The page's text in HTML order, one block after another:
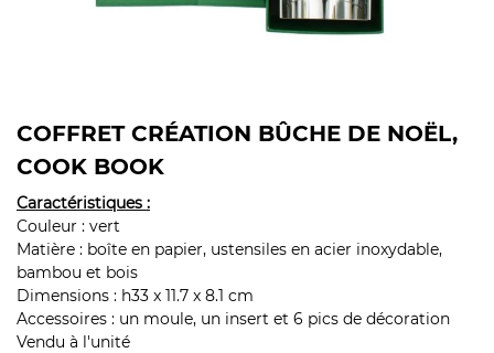
COFFRET CRÉATION BÛCHE DE NOËL,
COOK BOOK
Caractéristiques :
Couleur : vert
Matière : boîte en papier, ustensiles en acier inoxydable,
bambou et bois
Dimensions : h33 x 11.7 x 8.1 cm
Accessoires : un moule, un insert et 6 pics de décoration
Vendu à l'unité